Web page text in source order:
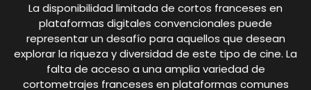
La disponibilidad limitada de cortos franceses en
plataformas digitales convencionales puede
representar un desafío para aquellos que desean
explorar la riqueza y diversidad de este tipo de cine. La
falta de acceso a una amplia variedad de
cortometrajes franceses en plataformas comunes